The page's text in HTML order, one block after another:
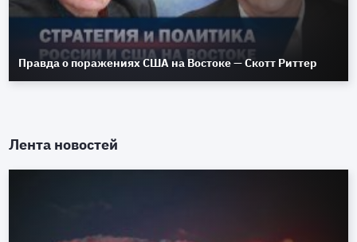
Правда о поражениях США на Востоке — Скотт Риттер
Лента новостей